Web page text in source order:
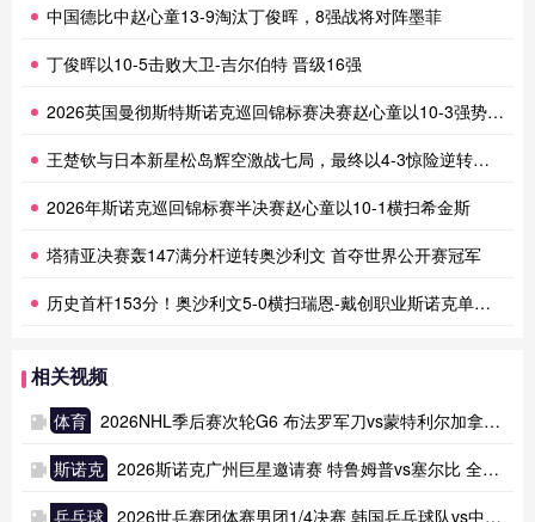
中国德比中赵心童13-9淘汰丁俊晖，8强战将对阵墨菲
丁俊晖以10-5击败大卫-吉尔伯特 晋级16强
2026英国曼彻斯特斯诺克巡回锦标赛决赛赵心童以10-3强势夺冠
王楚钦与日本新星松岛辉空激战七局，最终以4-3惊险逆转夺冠
2026年斯诺克巡回锦标赛半决赛赵心童以10-1横扫希金斯
塔猜亚决赛轰147满分杆逆转奥沙利文 首夺世界公开赛冠军
历史首杆153分！奥沙利文5-0横扫瑞恩-戴创职业斯诺克单杆最高分纪录
相关视频
体育 2026NHL季后赛次轮G6 布法罗军刀vs蒙特利尔加拿大人 全场录像回放
斯诺克 2026斯诺克广州巨星邀请赛 特鲁姆普vs塞尔比 全场录像回放
乒乓球 2026世乒赛团体赛男团1/4决赛 韩国乒乓球队vs中国乒乓球队 全场录像回放